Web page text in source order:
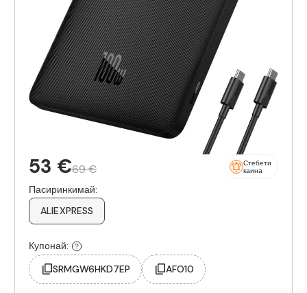
53 €69 €
Стебети
каина
Пасиринкимай:
ALIEXPRESS
Купонай:
SRMGW6HKD7EP
AFO10